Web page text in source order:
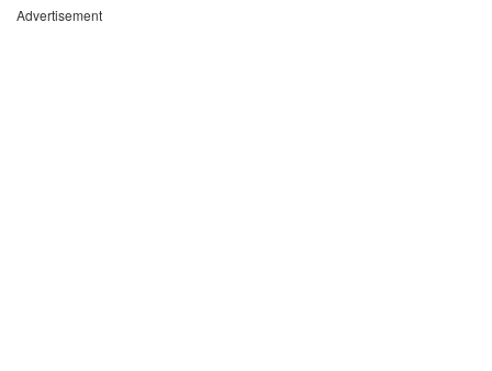
Advertisement